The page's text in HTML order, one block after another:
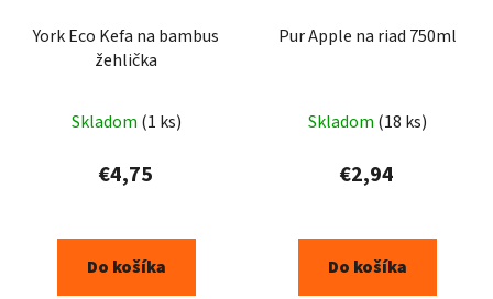
York Eco Kefa na bambus
žehlička
Skladom (1 ks)
€4,75
Do košíka
Pur Apple na riad 750ml
Skladom (18 ks)
€2,94
Do košíka